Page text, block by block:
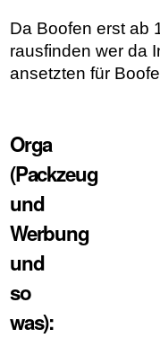
Da Boofen erst ab
rausfinden wer da
ansetzten für
Orga
(Packzeug
und
Werbung
und
so
was):